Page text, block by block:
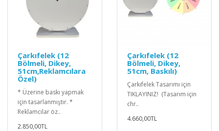
Çarkıfelek (12
Bölmeli, Dikey,
51cm,Reklamcılara
Özel)
* Üzerine baskı yapmak
için tasarlanmıştır. *
Reklamcılar öz..
2.850,00TL
Çarkıfelek (12
Bölmeli, Dikey,
51cm, Baskılı)
Çarkıfelek Tasarımı için
TIKLAYINIZ! (Tasarım için
chr..
4.660,00TL